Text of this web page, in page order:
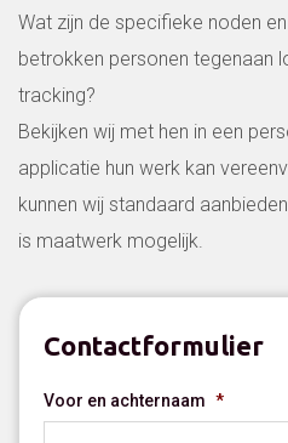
Wat zijn de specifieke noden
betrokken personen tegenaan
tracking?
Bekijken wij met hen in een
applicatie hun werk kan
kunnen wij standaard
is maatwerk mogelijk.
Contactformulier
Voor en achternaam *